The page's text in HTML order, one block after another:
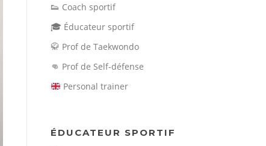
👟 Coach sportif
🎓 Éducateur sportif
🥋 Prof de Taekwondo
👊 Prof de Self-défense
Personal trainer
ÉDUCATEUR SPORTIF